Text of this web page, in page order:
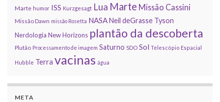
Marte humor ISS Kurzgesagt Lua Marte Missão Cassini
Missão Dawn missão Rosetta NASANeil deGrasse Tyson
Nerdologia New Horizons plantão da descoberta
Plutão Processamento de imagem Saturno SDO Sol Telescópio Espacial
Hubble Terra vacinas água
META